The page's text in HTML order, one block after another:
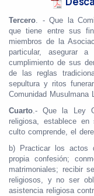
Tercero. - Que la
que tiene entre sus
miembros de la
particular, asegurar
cumplimiento de sus
de las reglas
sepultura y ritos
Comunidad Musulmana
Cuarto.- Que la Ley
religiosa, establece
culto comprende, el
b) Practicar los actos
propia confesión;
matrimoniales; recibir
religiosos, y no ser
asistencia religiosa